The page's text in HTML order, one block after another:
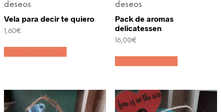
deseos
Vela para decir te quiero
1,60€
deseos
Pack de aromas
delicatessen
16,00€